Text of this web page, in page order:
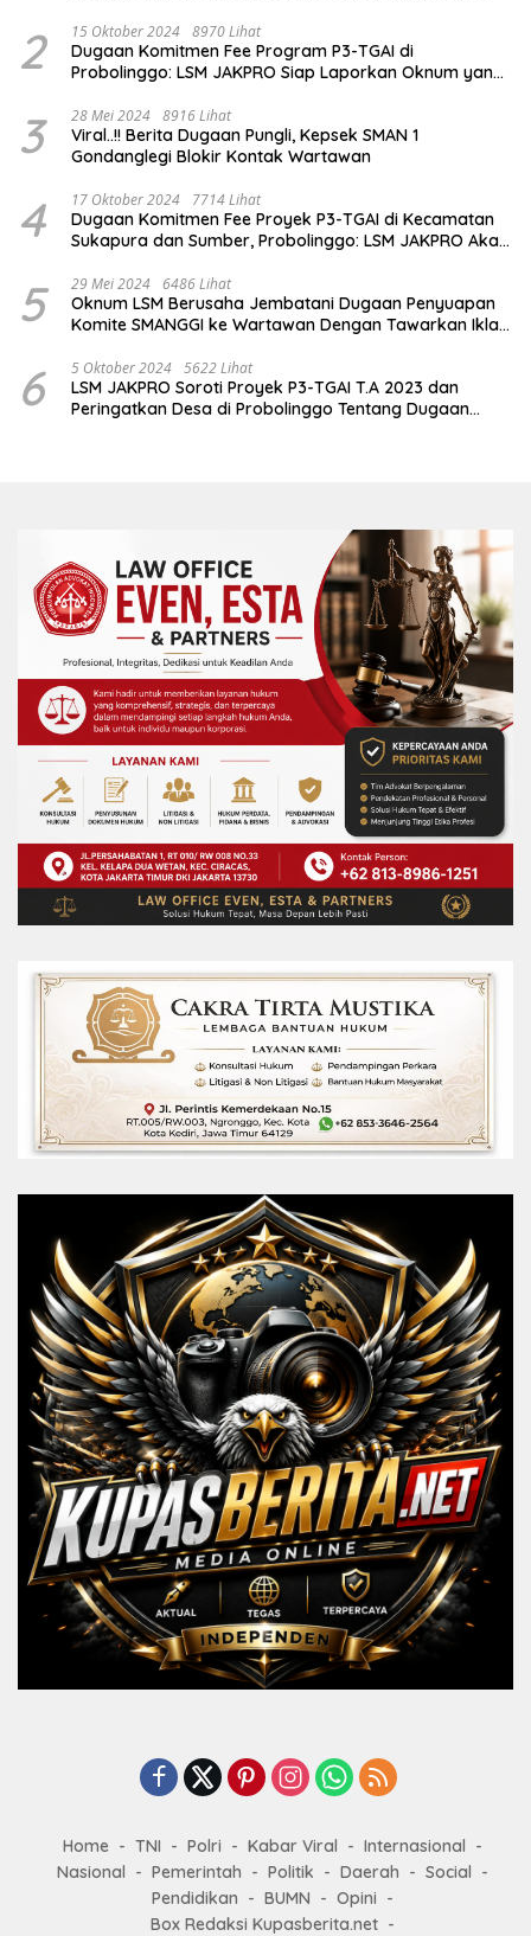
2 15 Oktober 2024 8970 Lihat
Dugaan Komitmen Fee Program P3-TGAI di
Probolinggo: LSM JAKPRO Siap Laporkan Oknum yang
3 28 Mei 2024 8916 Lihat
Viral..!! Berita Dugaan Pungli, Kepsek SMAN 1
Gondanglegi Blokir Kontak Wartawan
4 17 Oktober 2024 7714 Lihat
Dugaan Komitmen Fee Proyek P3-TGAI di Kecamatan
Sukapura dan Sumber, Probolinggo: LSM JAKPRO Akan
5 29 Mei 2024 6486 Lihat
Oknum LSM Berusaha Jembatani Dugaan Penyuapan
Komite SMANGGI ke Wartawan Dengan Tawarkan Iklan
6 5 Oktober 2024 5622 Lihat
LSM JAKPRO Soroti Proyek P3-TGAI T.A 2023 dan
Peringatkan Desa di Probolinggo Tentang Dugaan
Home TNI Polri Kabar Viral
Internasional
Nasional
Pemerintah Politik Daerah
Social
Pendidikan
BUMN
Opini
Box Redaksi Kupasberita.net